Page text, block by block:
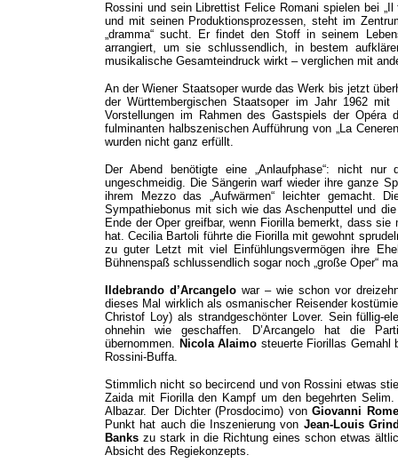
Rossini und sein Librettist Felice Romani spielen bei
und mit seinen Produktionsprozessen, steht im
„dramma“ sucht. Er findet den Stoff in seinem
arrangiert, um sie schlussendlich, in bestem
musikalische Gesamteindruck wirkt – verglichen mit
An der Wiener Staatsoper wurde das Werk bis jetzt
der Württembergischen Staatsoper im Jahr 1962
Vorstellungen im Rahmen des Gastspiels der
fulminanten halbszenischen Aufführung von „La
wurden nicht ganz erfüllt.
Der Abend benötigte eine „Anlaufphase“: nicht
ungeschmeidig. Die Sängerin warf wieder ihre ganze
ihrem Mezzo das „Aufwärmen“ leichter gemacht.
Sympathiebonus mit sich wie das Aschenputtel und
Ende der Oper greifbar, wenn Fiorilla bemerkt, dass
hat. Cecilia Bartoli führte die Fiorilla mit gewohnt
zu guter Letzt mit viel Einfühlungsvermögen ihre
Bühnenspaß schlussendlich sogar noch „große Oper“
Ildebrando d’Arcangelo war – wie schon vor
dieses Mal wirklich als osmanischer Reisender
Christof Loy) als strandgeschönter Lover. Sein füllig-
ohnehin wie geschaffen. D’Arcangelo hat die
übernommen. Nicola Alaimo steuerte Fiorillas Gemahl
Rossini-Buffa.
Stimmlich nicht so becircend und von Rossini etwas
Zaida mit Fiorilla den Kampf um den begehrten
Albazar. Der Dichter (Prosdocimo) vonGiovanni
Punkt hat auch die Inszenierung von Jean-Louis
Banks zu stark in die Richtung eines schon etwas
Absicht des Regiekonzepts.